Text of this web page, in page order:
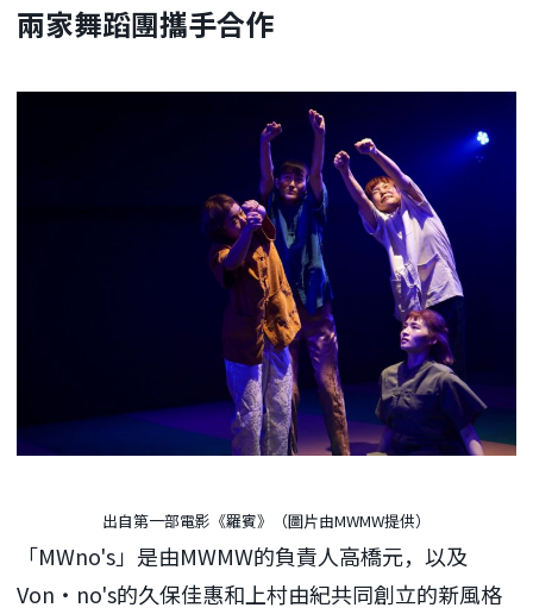
兩家舞蹈團攜手合作
出自第一部電影《羅賓》（圖片由MWMW提供）
「MWno's」是由MWMW的負責人高橋元，以及
Von・no's的久保佳惠和上村由紀共同創立的新風格